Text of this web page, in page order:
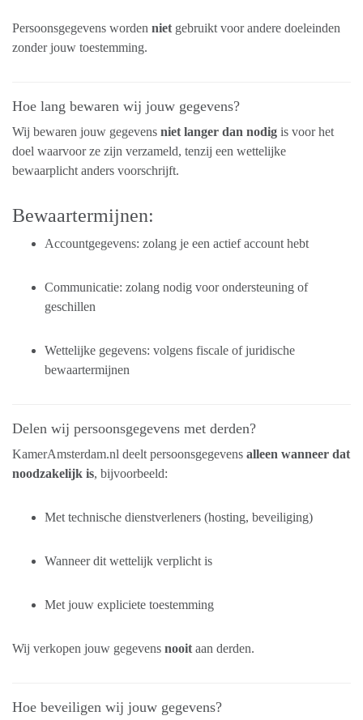
Persoonsgegevens worden niet gebruikt voor andere doeleinden
zonder jouw toestemming.
Hoe lang bewaren wij jouw gegevens?
Wij bewaren jouw gegevens niet langer dan nodig is voor het
doel waarvoor ze zijn verzameld, tenzij een wettelijke
bewaarplicht anders voorschrijft.
Bewaartermijnen:
Accountgegevens: zolang je een actief account hebt
Communicatie: zolang nodig voor ondersteuning of
geschillen
Wettelijke gegevens: volgens fiscale of juridische
bewaartermijnen
Delen wij persoonsgegevens met derden?
KamerAmsterdam.nl deelt persoonsgegevens alleen wanneer dat
noodzakelijk is, bijvoorbeeld:
Met technische dienstverleners (hosting, beveiliging)
Wanneer dit wettelijk verplicht is
Met jouw expliciete toestemming
Wij verkopen jouw gegevens nooit aan derden.
Hoe beveiligen wij jouw gegevens?